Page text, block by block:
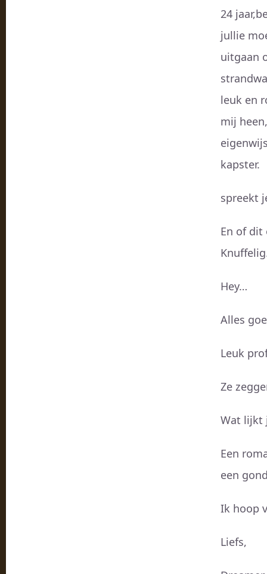
24
jullie
uitgaan
leuk en
mij
kapster.
spreekt
En of dit
Hey…
Alles
Leuk
Ze
Wat lijkt
Een
een
Ik hoop
Liefs,